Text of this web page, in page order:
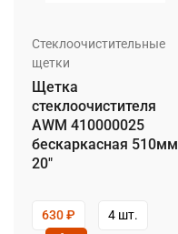
Стеклоочистительные
щетки
Щетка
стеклоочистителя
AWM 410000025
бескаркасная 510мм
20″
630₽ 4 шт.